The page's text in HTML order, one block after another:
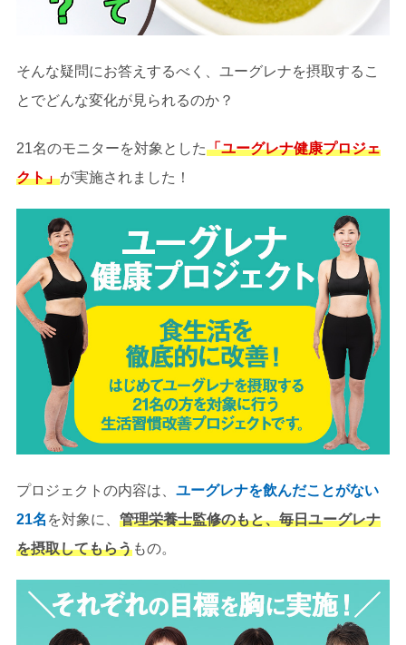
そんな疑問にお答えするべく、ユーグレナを摂取するこ
とでどんな変化が見られるのか？
21名のモニターを対象とした「ユーグレナ健康プロジェ
クト」が実施されました！
プロジェクトの内容は、 ユーグレナを飲んだことがない
21名 を対象に、 管理栄養士監修のもと、毎日ユーグレナ
を摂取してもらうもの。